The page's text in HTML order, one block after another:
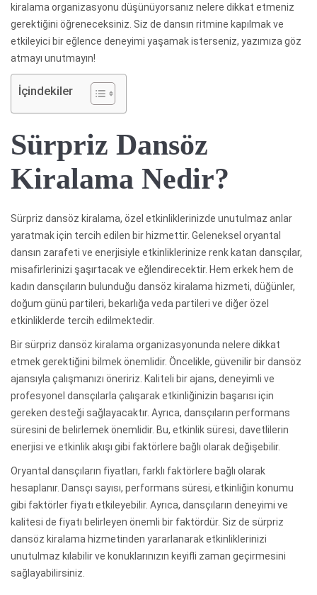
kiralama organizasyonu düşünüyorsanız nelere dikkat etmeniz
gerektiğini öğreneceksiniz. Siz de dansın ritmine kapılmak ve
etkileyici bir eğlence deneyimi yaşamak isterseniz, yazımıza göz
atmayı unutmayın!
İçindekiler
Sürpriz Dansöz
Kiralama Nedir?
Sürpriz dansöz kiralama, özel etkinliklerinizde unutulmaz anlar
yaratmak için tercih edilen bir hizmettir. Geleneksel oryantal
dansın zarafeti ve enerjisiyle etkinliklerinize renk katan dansçılar,
misafirlerinizi şaşırtacak ve eğlendirecektir. Hem erkek hem de
kadın dansçıların bulunduğu dansöz kiralama hizmeti, düğünler,
doğum günü partileri, bekarlığa veda partileri ve diğer özel
etkinliklerde tercih edilmektedir.
Bir sürpriz dansöz kiralama organizasyonunda nelere dikkat
etmek gerektiğini bilmek önemlidir. Öncelikle, güvenilir bir dansöz
ajansıyla çalışmanızı öneririz. Kaliteli bir ajans, deneyimli ve
profesyonel dansçılarla çalışarak etkinliğinizin başarısı için
gereken desteği sağlayacaktır. Ayrıca, dansçıların performans
süresini de belirlemek önemlidir. Bu, etkinlik süresi, davetlilerin
enerjisi ve etkinlik akışı gibi faktörlere bağlı olarak değişebilir.
Oryantal dansçıların fiyatları, farklı faktörlere bağlı olarak
hesaplanır. Dansçı sayısı, performans süresi, etkinliğin konumu
gibi faktörler fiyatı etkileyebilir. Ayrıca, dansçıların deneyimi ve
kalitesi de fiyatı belirleyen önemli bir faktördür. Siz de sürpriz
dansöz kiralama hizmetinden yararlanarak etkinliklerinizi
unutulmaz kılabilir ve konuklarınızın keyifli zaman geçirmesini
sağlayabilirsiniz.